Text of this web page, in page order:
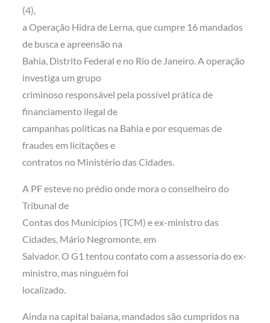
(4),
a Operação Hidra de Lerna, que cumpre 16 mandados
de busca e apreensão na
Bahia, Distrito Federal e no Rio de Janeiro. A operação
investiga um grupo
criminoso responsável pela possível prática de
financiamento ilegal de
campanhas políticas na Bahia e por esquemas de
fraudes em licitações e
contratos no Ministério das Cidades.
A PF esteve no prédio onde mora o conselheiro do
Tribunal de
Contas dos Municípios (TCM) e ex-ministro das
Cidades, Mário Negromonte, em
Salvador. O G1 tentou contato com a assessoria do ex-
ministro, mas ninguém foi
localizado.
Ainda na capital baiana, mandados são cumpridos na